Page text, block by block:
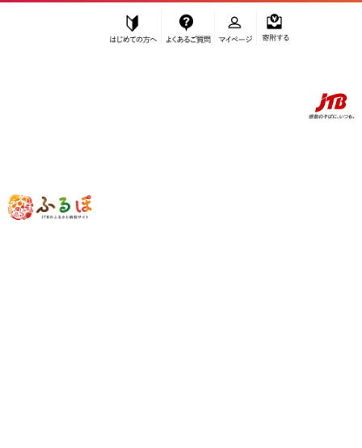
ふるぽ JTBのふるさと納税サイト
”炭酸飲料” 神奈川県